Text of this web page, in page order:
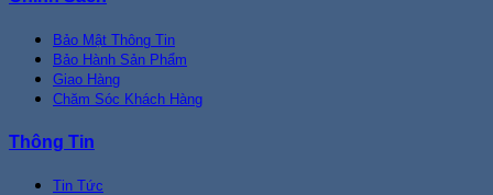
Bảo Mật Thông Tin
Bảo Hành Sản Phẩm
Giao Hàng
Chăm Sóc Khách Hàng
Thông Tin
Tin Tức